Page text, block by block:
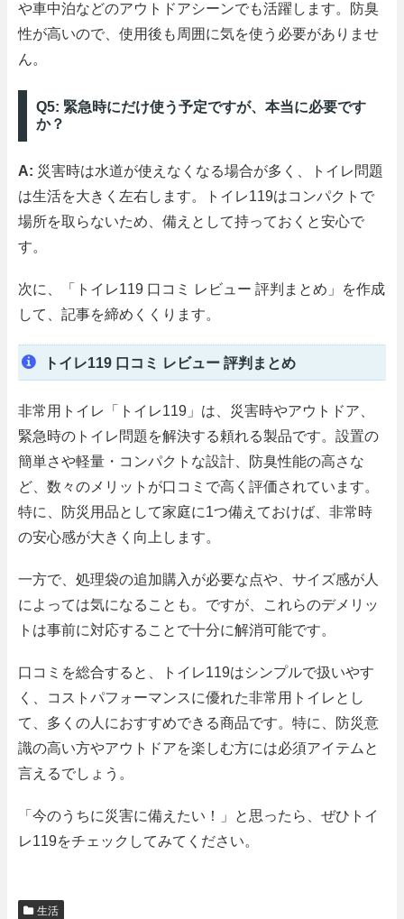
や車中泊などのアウトドアシーンでも活躍します。防臭
性が高いので、使用後も周囲に気を使う必要がありませ
ん。
Q5: 緊急時にだけ使う予定ですが、本当に必要です
か？
A: 災害時は水道が使えなくなる場合が多く、トイレ問題
は生活を大きく左右します。トイレ119はコンパクトで
場所を取らないため、備えとして持っておくと安心で
す。
次に、「トイレ119 口コミ レビュー 評判まとめ」を作成
して、記事を締めくくります。
トイレ119 口コミ レビュー 評判まとめ
非常用トイレ「トイレ119」は、災害時やアウトドア、
緊急時のトイレ問題を解決する頼れる製品です。設置の
簡単さや軽量・コンパクトな設計、防臭性能の高さな
ど、数々のメリットが口コミで高く評価されています。
特に、防災用品として家庭に1つ備えておけば、非常時
の安心感が大きく向上します。
一方で、処理袋の追加購入が必要な点や、サイズ感が人
によっては気になることも。ですが、これらのデメリッ
トは事前に対応することで十分に解消可能です。
口コミを総合すると、トイレ119はシンプルで扱いやす
く、コストパフォーマンスに優れた非常用トイレとし
て、多くの人におすすめできる商品です。特に、防災意
識の高い方やアウトドアを楽しむ方には必須アイテムと
言えるでしょう。
「今のうちに災害に備えたい！」と思ったら、ぜひトイ
レ119をチェックしてみてください。
生活